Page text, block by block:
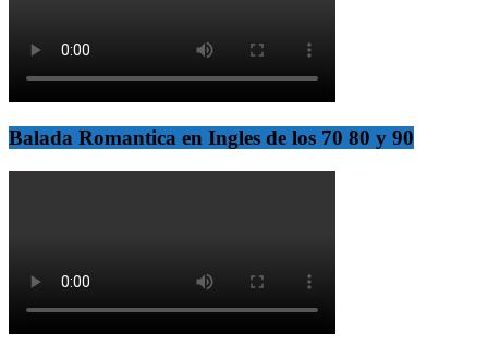
Balada Romantica en Ingles de los 70 80 y 90